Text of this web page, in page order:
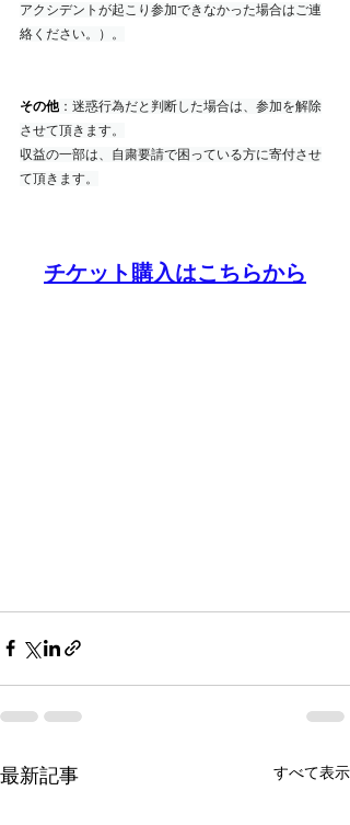
アクシデントが起こり参加できなかった場合はご連
絡ください。）。
その他 ：迷惑行為だと判断した場合は、参加を解除
させて頂きます。
収益の一部は、自粛要請で困っている方に寄付させ
て頂きます。
チケット購入はこちらから
最新記事 すべて表示